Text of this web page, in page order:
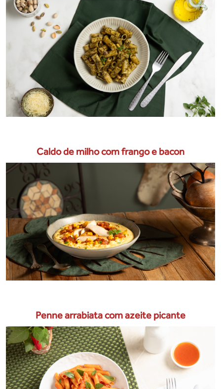
Caldo de milho com frango e bacon
Penne arrabiata com azeite picante